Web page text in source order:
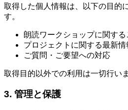
取得した個人情報は、以下の目的
す。
朗読ワークショップに関する
プロジェクトに関する最新情
ご質問・ご要望への対応
取得目的以外での利用は一切行い
3. 管理と保護